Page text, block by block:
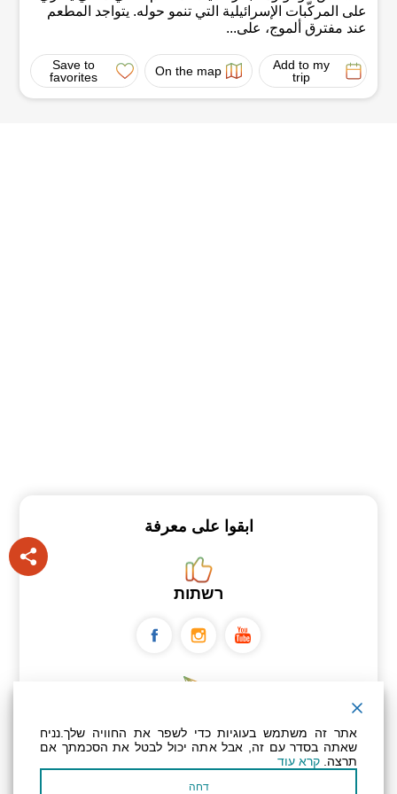
هنالك تسلق خفيف سيرا على الأقدام إلى الإطلالة، بضعة أمتار
على المركّبات الإسرائيلية التي تنمو حوله. يتواجد المطعم
عند مفترق ألموج، على...
Add to my
trip
On the map
Save to
favorites
ابقوا على معرفة
רשתות
عنوان بريدك الإلكتروني
אתר זה משתמש בעוגיות כדי לשפר את החוויה שלך.נניח
שאתה בסדר עם זה, אבל אתה יכול לבטל את הסכמתך אם
תרצה. קרא עוד
דחה